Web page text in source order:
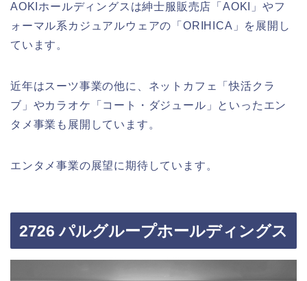
AOKIホールディングスは紳士服販売店「AOKI」やフ
ォーマル系カジュアルウェアの「ORIHICA」を展開し
ています。
近年はスーツ事業の他に、ネットカフェ「快活クラ
ブ」やカラオケ「コート・ダジュール」といったエン
タメ事業も展開しています。
エンタメ事業の展望に期待しています。
2726 パルグループホールディングス
カテゴリ別おすすめ株◯